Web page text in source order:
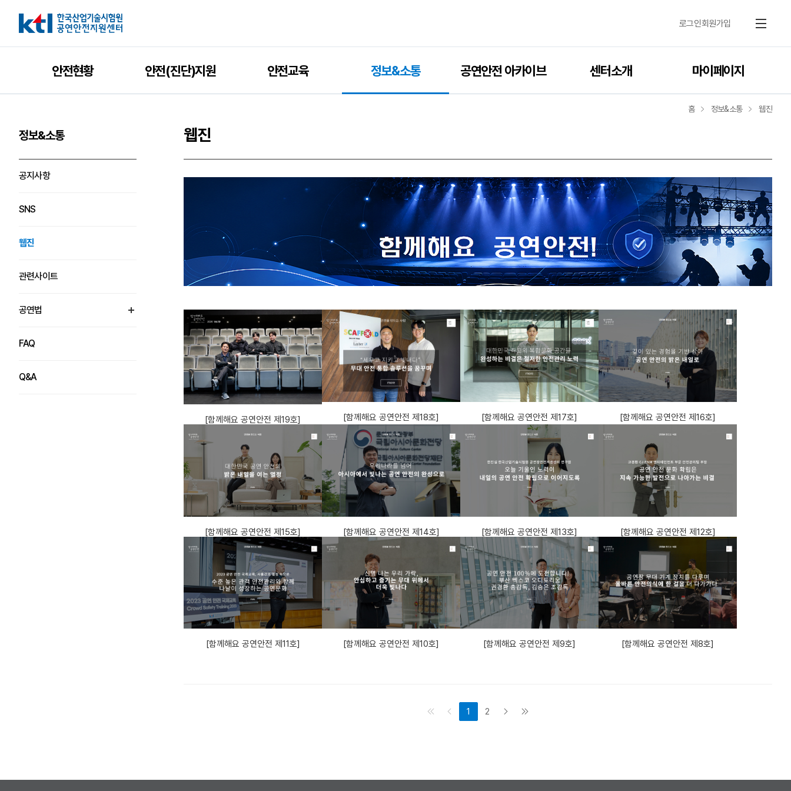
로그인회원가입 메뉴
안전현황 안전(진단)지원 안전교육 정보&소통 공연안전 아카이브 센터소개 마이페이지
정보&소통
공지사항
SNS
웹진
관련사이트
공연법
FAQ
Q&A
홈 정보&소통 웹진
웹진
[함께해요 공연안전 제19호] [함께해요 공연안전 제18호] [함께해요 공연안전 제17호] [함께해요 공연안전 제16호]
[함께해요 공연안전 제15호] [함께해요 공연안전 제14호] [함께해요 공연안전 제13호] [함께해요 공연안전 제12호]
[함께해요 공연안전 제11호] [함께해요 공연안전 제10호] [함께해요 공연안전 제9호] [함께해요 공연안전 제8호]
처음 페이지이전 페이지
1 2